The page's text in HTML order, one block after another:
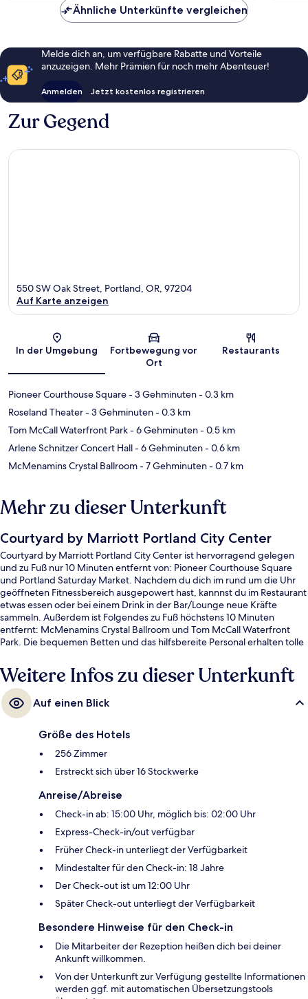
Ähnliche Unterkünfte vergleichen
Melde dich an, um verfügbare Rabatte und Vorteile
anzuzeigen. Mehr Prämien für noch mehr Abenteuer!
Anmelden Jetzt kostenlos registrieren
Zur Gegend
Karte
550 SW Oak Street, Portland, OR, 97204
Auf Karte anzeigen
In der Umgebung
Fortbewegung vor
Ort
Restaurants
Pioneer Courthouse Square- 3 Gehminuten- 0.3 km
Roseland Theater- 3 Gehminuten- 0.3 km
Tom McCall Waterfront Park- 6 Gehminuten- 0.5 km
Arlene Schnitzer Concert Hall- 6 Gehminuten- 0.6 km
McMenamins Crystal Ballroom- 7 Gehminuten- 0.7 km
Mehr zu dieser Unterkunft
Courtyard by Marriott Portland City Center
Courtyard by Marriott Portland City Center ist hervorragend gelegen
und zu Fuß nur 10 Minuten entfernt von: Pioneer Courthouse Square
und Portland Saturday Market. Nachdem du dich im rund um die Uhr
geöffneten Fitnessbereich ausgepowert hast, kannnst du im Restaurant
etwas essen oder bei einem Drink in der Bar/Lounge neue Kräfte
sammeln. Außerdem ist Folgendes zu Fuß höchstens 10 Minuten
entfernt: McMenamins Crystal Ballroom und Tom McCall Waterfront
Park. Die bequemen Betten und das hilfsbereite Personal erhalten tolle
kurzen Fußmarsch von den öffentlichen Verkehrsmitteln entfernt: Bis
zur U-Bahn (Station SW 6th-Pine Street und Station SW 5th-Oak Street)
sind es nur wenige Schritte.
Weitere Infos zu dieser Unterkunft
Auf einen Blick
Größe des Hotels
256 Zimmer
Erstreckt sich über 16 Stockwerke
Anreise/Abreise
Check-in ab: 15:00 Uhr, möglich bis: 02:00 Uhr
Express-Check-in/out verfügbar
Früher Check-in unterliegt der Verfügbarkeit
Mindestalter für den Check-in: 18 Jahre
Der Check-out ist um 12:00 Uhr
Später Check-out unterliegt der Verfügbarkeit
Besondere Hinweise für den Check-in
Die Mitarbeiter der Rezeption heißen dich bei deiner
Ankunft willkommen.
Von der Unterkunft zur Verfügung gestellte Informationen
werden ggf. mit automatischen Übersetzungstools